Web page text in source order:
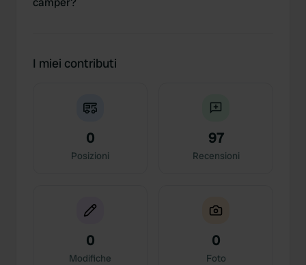
I miei contributi
0
Posizioni
97
Recensioni
0
Modifiche
0
Foto